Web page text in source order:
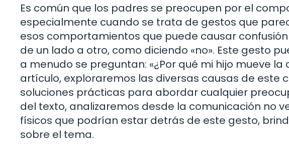
Es común que los padres se preocupen por el
especialmente cuando se trata de gestos que
esos comportamientos que puede causar
de un lado a otro, como diciendo «no». Este gesto
a menudo se preguntan: «¿Por qué mi hijo mueve
artículo, exploraremos las diversas causas de este
soluciones prácticas para abordar cualquier
del texto, analizaremos desde la comunicación no
físicos que podrían estar detrás de este gesto,
sobre el tema.